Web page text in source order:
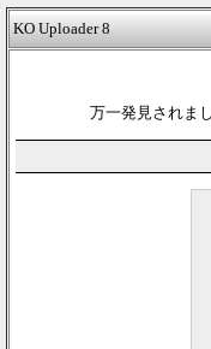
KO Uploader 8
万一発見されま